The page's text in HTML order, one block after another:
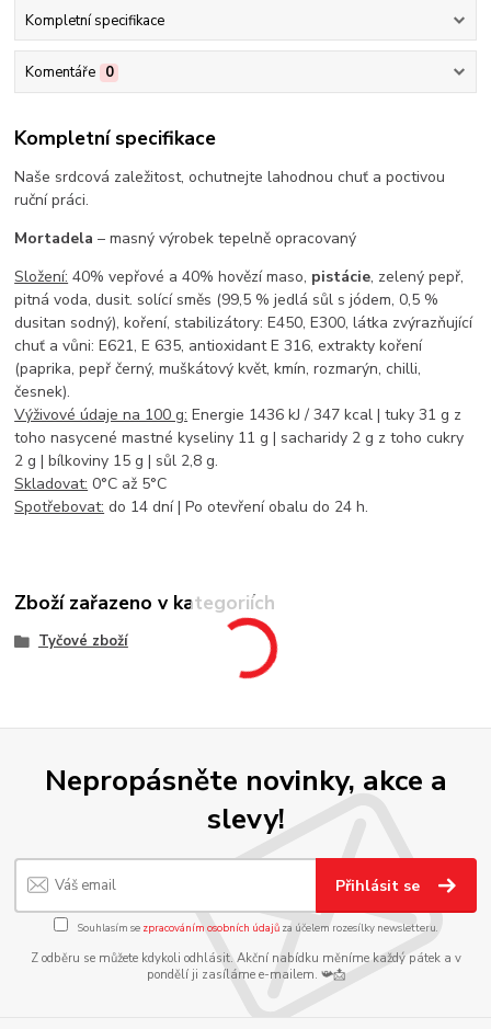
Kompletní specifikace
Komentáře 0
Kompletní specifikace
Naše srdcová zaležitost, ochutnejte lahodnou chuť a poctivou
ruční práci.
Mortadela – masný výrobek tepelně opracovaný
Složení: 40% vepřové a 40% hovězí maso, pistácie, zelený pepř,
pitná voda, dusit. solící směs (99,5 % jedlá sůl s jódem, 0,5 %
dusitan sodný), koření, stabilizátory: E450, E300, látka zvýrazňující
chuť a vůni: E621, E 635, antioxidant E 316, extrakty koření
(paprika, pepř černý, muškátový květ, kmín, rozmarýn, chilli,
česnek).
Výživové údaje na 100 g: Energie 1436 kJ / 347 kcal | tuky 31 g z
toho nasycené mastné kyseliny 11 g | sacharidy 2 g z toho cukry
2 g | bílkoviny 15 g | sůl 2,8 g.
Skladovat: 0°C až 5°C
Spotřebovat: do 14 dní | Po otevření obalu do 24 h.
Zboží zařazeno v kategoriích
Tyčové zboží
Nepropásněte novinky, akce a
slevy!
Přihlásit se
Souhlasím se zpracováním osobních údajůza účelem rozesílky newsletteru.
Z odběru se můžete kdykoli odhlásit. Akční nabídku měníme každý pátek a v
pondělí ji zasíláme e-mailem. 📯📩